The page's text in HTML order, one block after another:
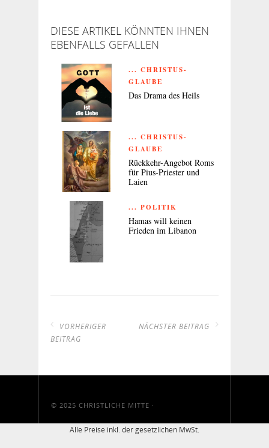
DIESE ARTIKEL KÖNNTEN IHNEN
EBENFALLS GEFALLEN
... CHRISTUS-
GLAUBE
Das Drama des Heils
... CHRISTUS-
GLAUBE
Rückkehr-Angebot Roms
für Pius-Priester und
Laien
... POLITIK
Hamas will keinen
Frieden im Libanon
VORHERIGER
BEITRAG
NÄCHSTER BEITRAG
© 2025 CHRISTLICHE MITTE ·
Alle Preise inkl. der gesetzlichen MwSt.